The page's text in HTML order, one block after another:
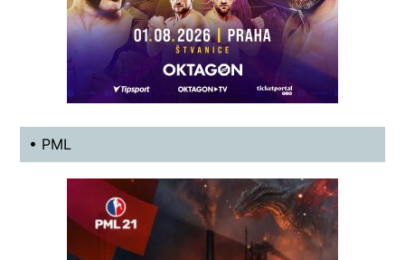
• PML